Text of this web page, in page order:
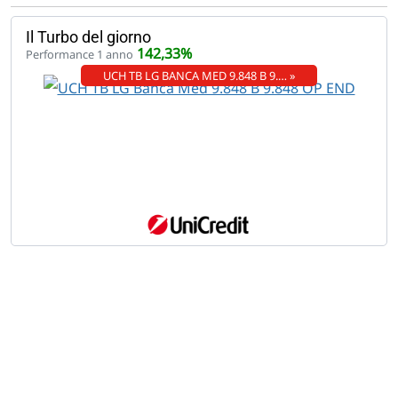
Il Turbo del giorno
Performance 1 anno 142,33%
UCH TB LG BANCA MED 9.848 B 9.… »